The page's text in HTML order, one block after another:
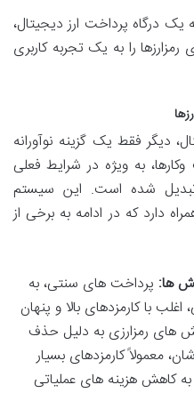
درگاه پرداخت ارز دیجیتال،
رمزارزها را به یک تجربه کاربری
دیگر فقط یک گزینه نوآورانه
به ویژه در شرایط فعلی
شده است. این سیستم
دارد که در ادامه به برخی از
ها: پرداخت های سنتی، به
با کارمزدهای بالا و پنهان
های رمزارزی به دلیل حذف
معمولاً کارمزدهای بسیار
کاهش هزینه های عملیاتی